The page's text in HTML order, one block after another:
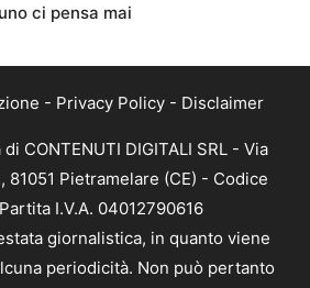
ci pensa mai
- Privacy Policy - Disclaimer
CONTENUTI DIGITALI SRL - Via
81051 Pietramelare (CE) - Codice
I.V.A. 04012790616
giornalistica, in quanto viene
periodicità. Non può pertanto